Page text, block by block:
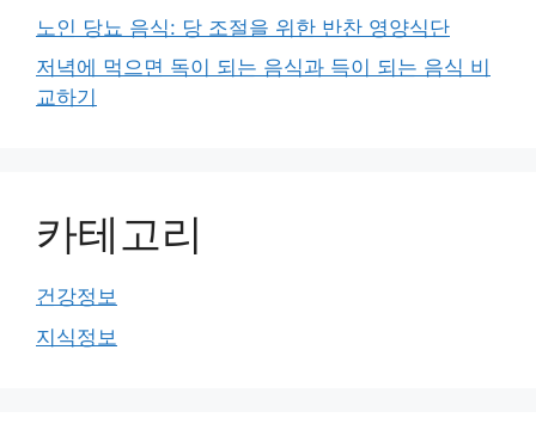
노인 당뇨 음식: 당 조절을 위한 반찬 영양식단
저녁에 먹으면 독이 되는 음식과 득이 되는 음식 비
교하기
카테고리
건강정보
지식정보